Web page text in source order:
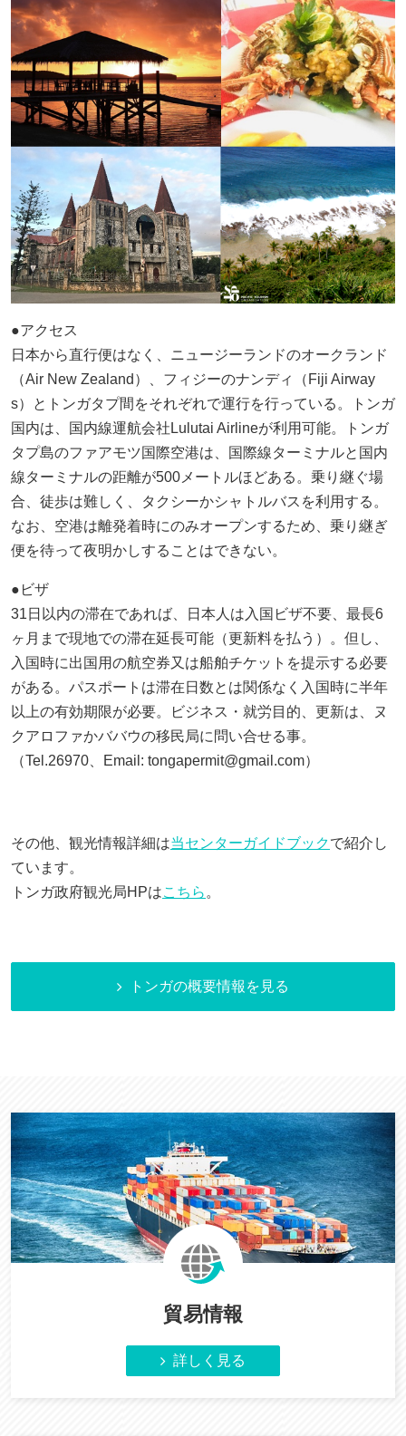
●アクセス
日本から直行便はなく、ニュージーランドのオークランド
（Air New Zealand）、フィジーのナンディ（Fiji Airway
s）とトンガタプ間をそれぞれで運行を行っている。トンガ
国内は、国内線運航会社 Lulutai Airlineが利用可能。トンガ
タプ島のファアモツ国際空港は、国際線ターミナルと国内
線ターミナルの距離が500 メートルほどある。乗り継ぐ場
合、徒歩は難しく、タクシーかシャトルバスを利用する。
なお、空港は離発着時にのみオープンするため、乗り継ぎ
便を待って夜明かしすることはできない。
●ビザ
31日以内の滞在であれば、日本人は入国ビザ不要、最長6
ヶ月まで現地での滞在延長可能（更新料を払う）。但し、
入国時に出国用の航空券又は船舶チケットを提示する必要
がある。パスポートは滞在日数とは関係なく入国時に半年
以上の有効期限が必要。ビジネス・就労目的、更新は、ヌ
クアロファかババウの移民局に問い合せる事。
（Tel.26970、Email: tongapermit@gmail.com）
その他、観光情報詳細は当センターガイドブックで紹介し
ています。
トンガ政府観光局HPはこちら 。
トンガの概要情報を見る
貿易情報
詳しく見る